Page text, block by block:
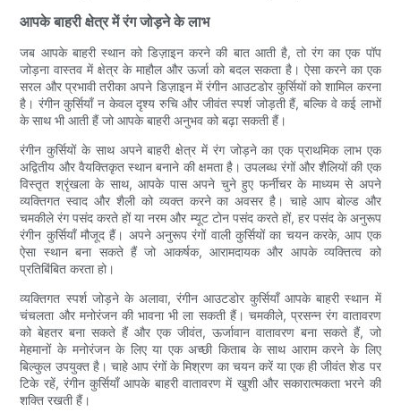
आपके बाहरी क्षेत्र में रंग जोड़ने के लाभ
जब आपके बाहरी स्थान को डिज़ाइन करने की बात आती है, तो रंग का एक पॉप
जोड़ना वास्तव में क्षेत्र के माहौल और ऊर्जा को बदल सकता है। ऐसा करने का एक
सरल और प्रभावी तरीका अपने डिज़ाइन में रंगीन आउटडोर कुर्सियों को शामिल करना
है। रंगीन कुर्सियाँ न केवल दृश्य रुचि और जीवंत स्पर्श जोड़ती हैं, बल्कि वे कई लाभों
के साथ भी आती हैं जो आपके बाहरी अनुभव को बढ़ा सकती हैं।
रंगीन कुर्सियों के साथ अपने बाहरी क्षेत्र में रंग जोड़ने का एक प्राथमिक लाभ एक
अद्वितीय और वैयक्तिकृत स्थान बनाने की क्षमता है। उपलब्ध रंगों और शैलियों की एक
विस्तृत श्रृंखला के साथ, आपके पास अपने चुने हुए फर्नीचर के माध्यम से अपने
व्यक्तिगत स्वाद और शैली को व्यक्त करने का अवसर है। चाहे आप बोल्ड और
चमकीले रंग पसंद करते हों या नरम और म्यूट टोन पसंद करते हों, हर पसंद के अनुरूप
रंगीन कुर्सियाँ मौजूद हैं। अपने अनुरूप रंगों वाली कुर्सियों का चयन करके, आप एक
ऐसा स्थान बना सकते हैं जो आकर्षक, आरामदायक और आपके व्यक्तित्व को
प्रतिबिंबित करता हो।
व्यक्तिगत स्पर्श जोड़ने के अलावा, रंगीन आउटडोर कुर्सियाँ आपके बाहरी स्थान में
चंचलता और मनोरंजन की भावना भी ला सकती हैं। चमकीले, प्रसन्न रंग वातावरण
को बेहतर बना सकते हैं और एक जीवंत, ऊर्जावान वातावरण बना सकते हैं, जो
मेहमानों के मनोरंजन के लिए या एक अच्छी किताब के साथ आराम करने के लिए
बिल्कुल उपयुक्त है। चाहे आप रंगों के मिश्रण का चयन करें या एक ही जीवंत शेड पर
टिके रहें, रंगीन कुर्सियाँ आपके बाहरी वातावरण में खुशी और सकारात्मकता भरने की
शक्ति रखती हैं।